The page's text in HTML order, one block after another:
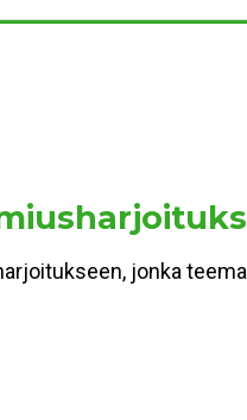
jonka